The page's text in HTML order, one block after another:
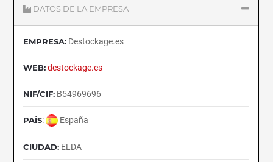
DATOS DE LA EMPRESA
EMPRESA: Destockage.es
WEB: destockage.es
NIF/CIF: B54969696
PAÍS: España
CIUDAD: ELDA